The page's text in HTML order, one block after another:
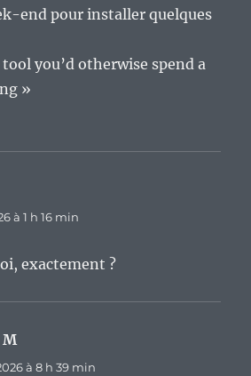
end pour installer quelques
you’d otherwise spend a
»
à 1 h 16 min
exactement ?
Mdit :
à 8 h 39 min